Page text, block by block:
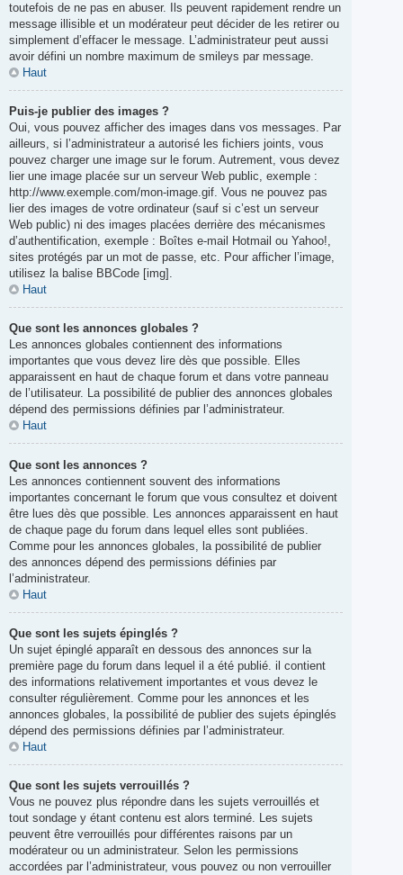
toutefois de ne pas en abuser. Ils peuvent rapidement rendre un
message illisible et un modérateur peut décider de les retirer ou
simplement d’effacer le message. L’administrateur peut aussi
avoir défini un nombre maximum de smileys par message.
Haut
Puis-je publier des images ?
Oui, vous pouvez afficher des images dans vos messages. Par
ailleurs, si l’administrateur a autorisé les fichiers joints, vous
pouvez charger une image sur le forum. Autrement, vous devez
lier une image placée sur un serveur Web public, exemple :
http://www.exemple.com/mon-image.gif. Vous ne pouvez pas
lier des images de votre ordinateur (sauf si c’est un serveur
Web public) ni des images placées derrière des mécanismes
d’authentification, exemple : Boîtes e-mail Hotmail ou Yahoo!,
sites protégés par un mot de passe, etc. Pour afficher l’image,
utilisez la balise BBCode [img].
Haut
Que sont les annonces globales ?
Les annonces globales contiennent des informations
importantes que vous devez lire dès que possible. Elles
apparaissent en haut de chaque forum et dans votre panneau
de l’utilisateur. La possibilité de publier des annonces globales
dépend des permissions définies par l’administrateur.
Haut
Que sont les annonces ?
Les annonces contiennent souvent des informations
importantes concernant le forum que vous consultez et doivent
être lues dès que possible. Les annonces apparaissent en haut
de chaque page du forum dans lequel elles sont publiées.
Comme pour les annonces globales, la possibilité de publier
des annonces dépend des permissions définies par
l’administrateur.
Haut
Que sont les sujets épinglés ?
Un sujet épinglé apparaît en dessous des annonces sur la
première page du forum dans lequel il a été publié. il contient
des informations relativement importantes et vous devez le
consulter régulièrement. Comme pour les annonces et les
annonces globales, la possibilité de publier des sujets épinglés
dépend des permissions définies par l’administrateur.
Haut
Que sont les sujets verrouillés ?
Vous ne pouvez plus répondre dans les sujets verrouillés et
tout sondage y étant contenu est alors terminé. Les sujets
peuvent être verrouillés pour différentes raisons par un
modérateur ou un administrateur. Selon les permissions
accordées par l’administrateur, vous pouvez ou non verrouiller